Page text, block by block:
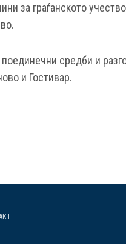
за граѓанското
средби и
и Гостивар.